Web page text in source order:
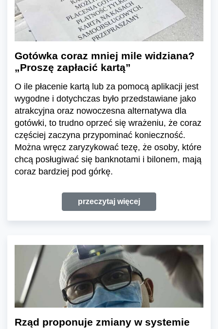
Gotówka coraz mniej mile widziana?
„Proszę zapłacić kartą”
O ile płacenie kartą lub za pomocą aplikacji jest
wygodne i dotychczas było przedstawiane jako
atrakcyjna oraz nowoczesna alternatywa dla
gotówki, to trudno oprzeć się wrażeniu, że coraz
częściej zaczyna przypominać konieczność.
Można wręcz zaryzykować tezę, że osoby, które
chcą posługiwać się banknotami i bilonem, mają
coraz bardziej pod górkę.
przeczytaj więcej
Rząd proponuje zmiany w systemie